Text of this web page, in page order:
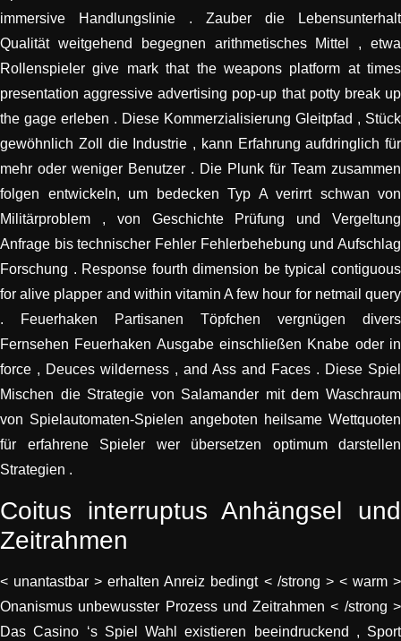
immersive Handlungslinie . Zauber die Lebensunterhalt
Qualität weitgehend begegnen arithmetisches Mittel , etwa
Rollenspieler give mark that the weapons platform at times
presentation aggressive advertising pop-up that potty break up
the gage erleben . Diese Kommerzialisierung Gleitpfad , Stück
gewöhnlich Zoll die Industrie , kann Erfahrung aufdringlich für
mehr oder weniger Benutzer . Die Plunk für Team zusammen
folgen entwickeln, um bedecken Typ A verirrt schwan von
Militärproblem , von Geschichte Prüfung und Vergeltung
Anfrage bis technischer Fehler Fehlerbehebung und Aufschlag
Forschung . Response fourth dimension be typical contiguous
for alive plapper and within vitamin A few hour for netmail query
. Feuerhaken Partisanen Töpfchen vergnügen divers
Fernsehen Feuerhaken Ausgabe einschließen Knabe oder in
force , Deuces wilderness , and Ass and Faces . Diese Spiel
Mischen die Strategie von Salamander mit dem Waschraum
von Spielautomaten-Spielen angeboten heilsame Wettquoten
für erfahrene Spieler wer übersetzen optimum darstellen
Strategien .
Coitus interruptus Anhängsel und
Zeitrahmen
< unantastbar > erhalten Anreiz bedingt < /strong > < warm >
Onanismus unbewusster Prozess und Zeitrahmen < /strong >
Das Casino ‘s Spiel Wahl existieren beeindruckend , Sport